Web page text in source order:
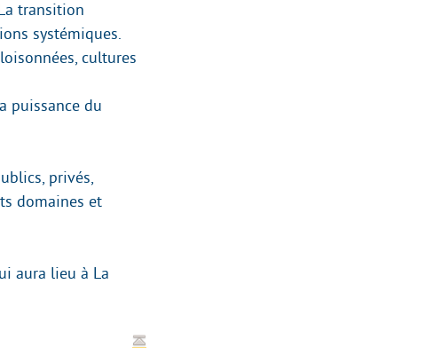
transition
systémiques.
cultures
puissance du
privés,
domaines et
aura lieu à La